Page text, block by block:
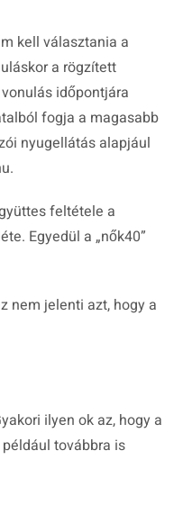
kell választania a
a rögzített
időpontjára
fogja a magasabb
nyugellátás alapjául
feltétele a
Egyedül a „nők40”
nem jelenti azt, hogy a
ilyen ok az, hogy a
továbbra is